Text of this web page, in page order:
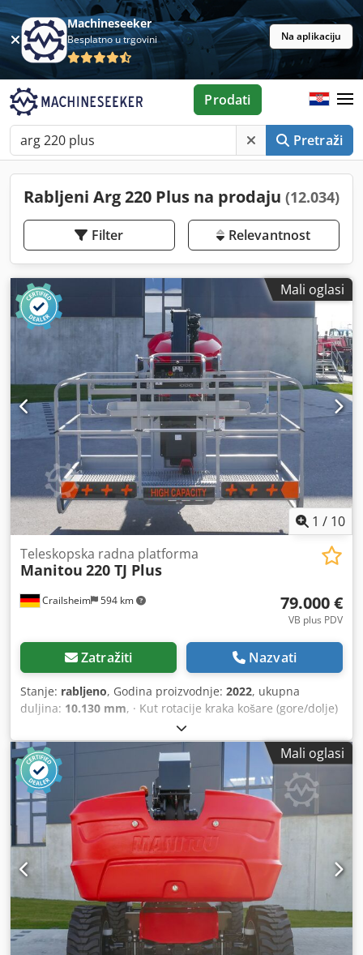
Machineseeker
Besplatno u trgovini Na aplikaciju
Pretraži
Prodati
Rabljeni Arg 220 Plus na prodaju (12.034)
Filter Relevantnost
Mali oglasi
1 / 10
Crailsheim 594 km
Teleskopska radna platforma
Manitou 220 TJ Plus
79.000 €
VB plus PDV
Zatražiti Nazvati
Stanje: rabljeno, Godina proizvodnje: 2022, ukupna
duljina: 10.130 mm, · Kut rotacije kraka košare (gore/dolje)
+70°/-63° · Rotacija nadgrađa 360 ° · Rotacija radne košare
(desno/lijevo) 90°/90° · Unutarnji radijus okretanja 2 m ·
vanjski radijus okretanja 4,40 m · Brzina vožnje – način
prijevoza: 4,90 km/h · Brzina kretanja - način rada: 1 km/h ·
Sposobnost penjanja: 40% · Dopušteni nagib u načinu
rada: 4 ° · Gume od vulkanizirane čvrste gume · Pogonski
kotači (prednji/stražnji): 2/2 · Upravljači (prednji/stražnji):
2/2 · Kočni kotači/kotači: 2/2 Crsdozrp I Sopfx Apvjf ·
Proizvođač / Model motora: Yanmar - 3TNV88C-DMU ·
Standard motora: Stage V · Nazivna snaga / snaga motora s
unutarnjim izgaranjem: 36,20 KS / 27,50 kW · Tlak na tlo:
18,20 dan/cm2 · Hidraulički tlak: 400 bara · Kapacitet
hidrauličkog spremnika: 94 l · Kapacitet spremnika goriva:
72L · Ambijentalna buka (LwA): < 106 dB
Mali oglasi